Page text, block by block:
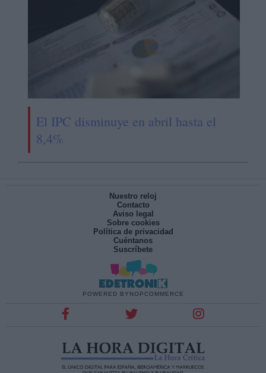
El IPC disminuye en abril hasta el
8,4%
Nuestro reloj
Contacto
Aviso legal
Sobre cookies
Política de privacidad
Cuéntanos
Suscríbete
POWERED BY NOPCOMMERCE